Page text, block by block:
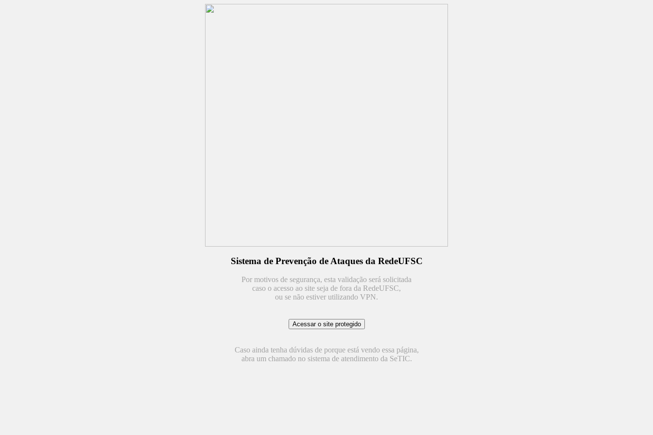
Sistema de Prevenção de Ataques da RedeUFSC
Por motivos de segurança, esta validação será solicitada
caso o acesso ao site seja de fora da RedeUFSC,
ou se não estiver utilizando VPN.
Caso ainda tenha dúvidas de porque está vendo essa página,
abra um chamado no sistema de atendimento da SeTIC.